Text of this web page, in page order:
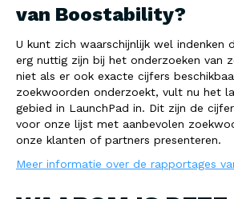
van Boostability?
U kunt zich waarschijnlijk wel indenken
erg nuttig zijn bij het onderzoeken van
niet als er ook exacte cijfers
zoekwoorden onderzoekt, vult nu het
gebied in LaunchPad in. Dit zijn de
voor onze lijst met aanbevolen
onze klanten of partners presenteren.
Meer informatie over de rapportages